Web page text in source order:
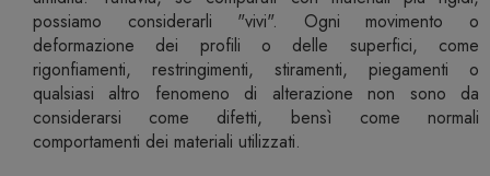
possiamo considerarli "vivi". Ogni movimento o
deformazione dei profili o delle superfici, come
rigonfiamenti, restringimenti, stiramenti, piegamenti o
qualsiasi altro fenomeno di alterazione non sono da
considerarsi come difetti, bensì come normali
comportamenti dei materiali utilizzati.